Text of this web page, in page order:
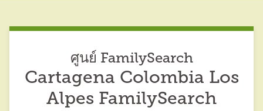
ศูนย์ FamilySearch
Cartagena Colombia Los
Alpes FamilySearch